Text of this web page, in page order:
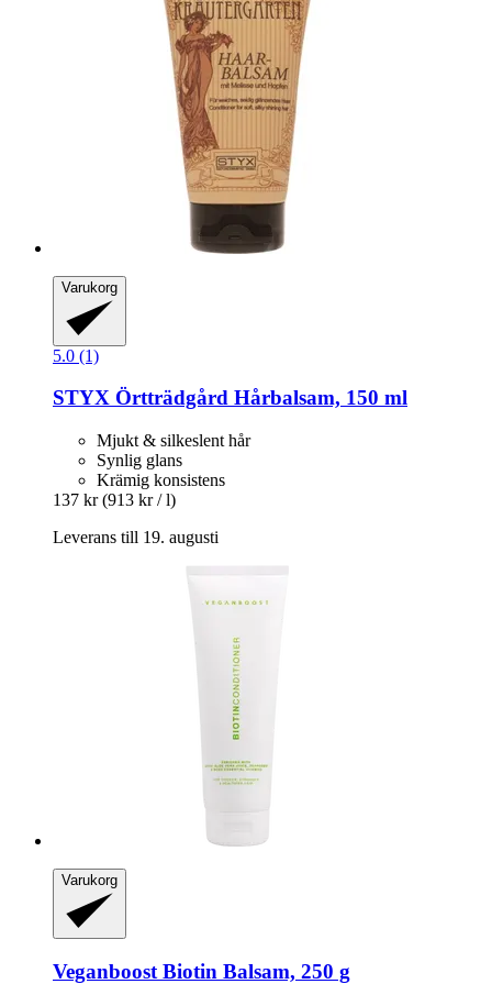
Varukorg
5.0 (1)
STYX Örtträdgård Hårbalsam, 150 ml
Mjukt & silkeslent hår
Synlig glans
Krämig konsistens
137 kr (913 kr / l)
Leverans till 19. augusti
Varukorg
Veganboost Biotin Balsam, 250 g